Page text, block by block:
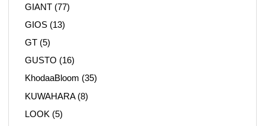
GIANT (77)
GIOS (13)
GT (5)
GUSTO (16)
KhodaaBloom (35)
KUWAHARA(8)
LOOK (5)